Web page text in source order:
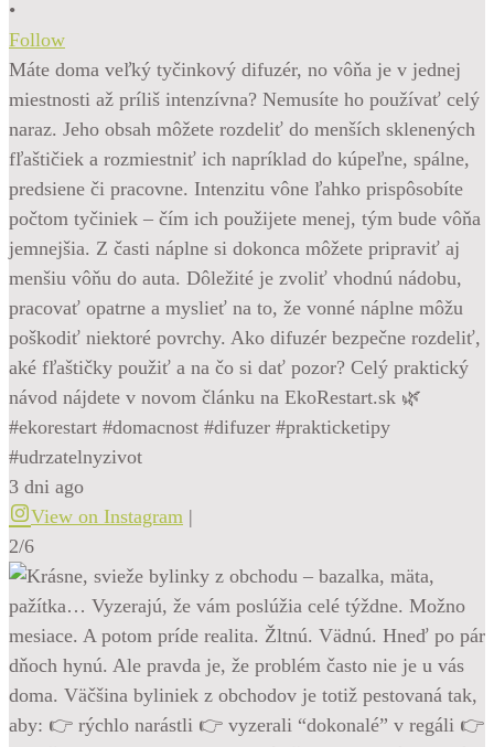
•
Follow
Máte doma veľký tyčinkový difuzér, no vôňa je v jednej
miestnosti až príliš intenzívna? Nemusíte ho používať celý
naraz. Jeho obsah môžete rozdeliť do menších sklenených
fľaštičiek a rozmiestniť ich napríklad do kúpeľne, spálne,
predsiene či pracovne. Intenzitu vône ľahko prispôsobíte
počtom tyčiniek – čím ich použijete menej, tým bude vôňa
jemnejšia. Z časti náplne si dokonca môžete pripraviť aj
menšiu vôňu do auta. Dôležité je zvoliť vhodnú nádobu,
pracovať opatrne a myslieť na to, že vonné náplne môžu
poškodiť niektoré povrchy. Ako difuzér bezpečne rozdeliť,
aké fľaštičky použiť a na čo si dať pozor? Celý praktický
návod nájdete v novom článku na EkoRestart.sk 🌿
#ekorestart #domacnost #difuzer #prakticketipy
#udrzatelnyzivot
3 dni ago
View on Instagram |
2/6